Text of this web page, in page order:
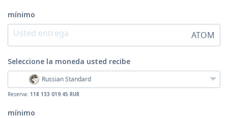
mínimo
ATOM
Seleccione la moneda usted recibe
Russian Standard
Reserva: 118 133 019.45 RUR
mínimo